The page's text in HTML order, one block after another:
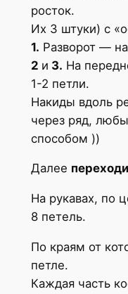
росток.
Их 3 штуки) с
1. Разворот —
2 и 3. На
1-2 петли.
Накиды вдоль
через ряд,
способом ))
Далее
На рукавах, по
8 петель.
По краям от
петле.
Каждая часть